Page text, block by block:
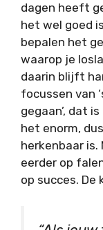
dagen heeft
het wel goed
bepalen het
waarop je
daarin blijft
focussen van
gegaan’, dat
het enorm,
herkenbaar is.
eerder op
op succes. De